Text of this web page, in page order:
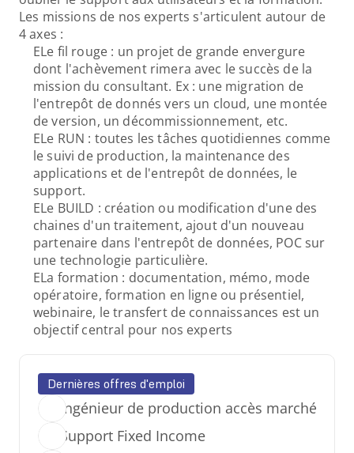
Les missions de nos experts s'articulent autour de
4 axes :
ELe fil rouge : un projet de grande envergure
dont l'achèvement rimera avec le succès de la
mission du consultant. Ex : une migration de
l'entrepôt de donnés vers un cloud, une montée
de version, un décommissionnement, etc.
ELe RUN : toutes les tâches quotidiennes comme
le suivi de production, la maintenance des
applications et de l'entrepôt de données, le
support.
ELe BUILD : création ou modification d'une des
chaines d'un traitement, ajout d'un nouveau
partenaire dans l'entrepôt de données, POC sur
une technologie particulière.
ELa formation : documentation, mémo, mode
opératoire, formation en ligne ou présentiel,
webinaire, le transfert de connaissances est un
objectif central pour nos experts
Dernières offres d'emploi
Ingénieur de production accès marché
Support Fixed Income
Design & Code
Expertise C++
Design & Code
Expertise C#